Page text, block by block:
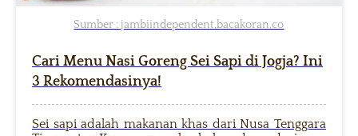
Sumber : jambiindependent.bacakoran.co
Cari Menu Nasi Goreng Sei Sapi di Jogja? Ini
3 Rekomendasinya!
Sei sapi adalah makanan khas dari Nusa Tenggara